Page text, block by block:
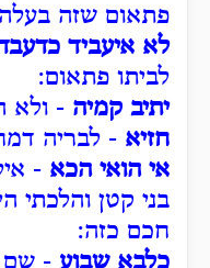
פתאום שזה
לא איעביד
לביתו פתאום:
יתיב קמיה - ולא
חזיא - לבריה
אי הואי הכא -
בני קטן והלכתי
חכם כזה:
כלבא שבוע - שם